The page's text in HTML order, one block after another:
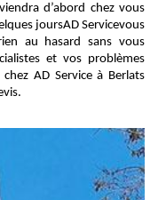
d’abord chez vous
joursAD Servicevous
au hasard sans vous
et vos problèmes
AD Service à Berlats